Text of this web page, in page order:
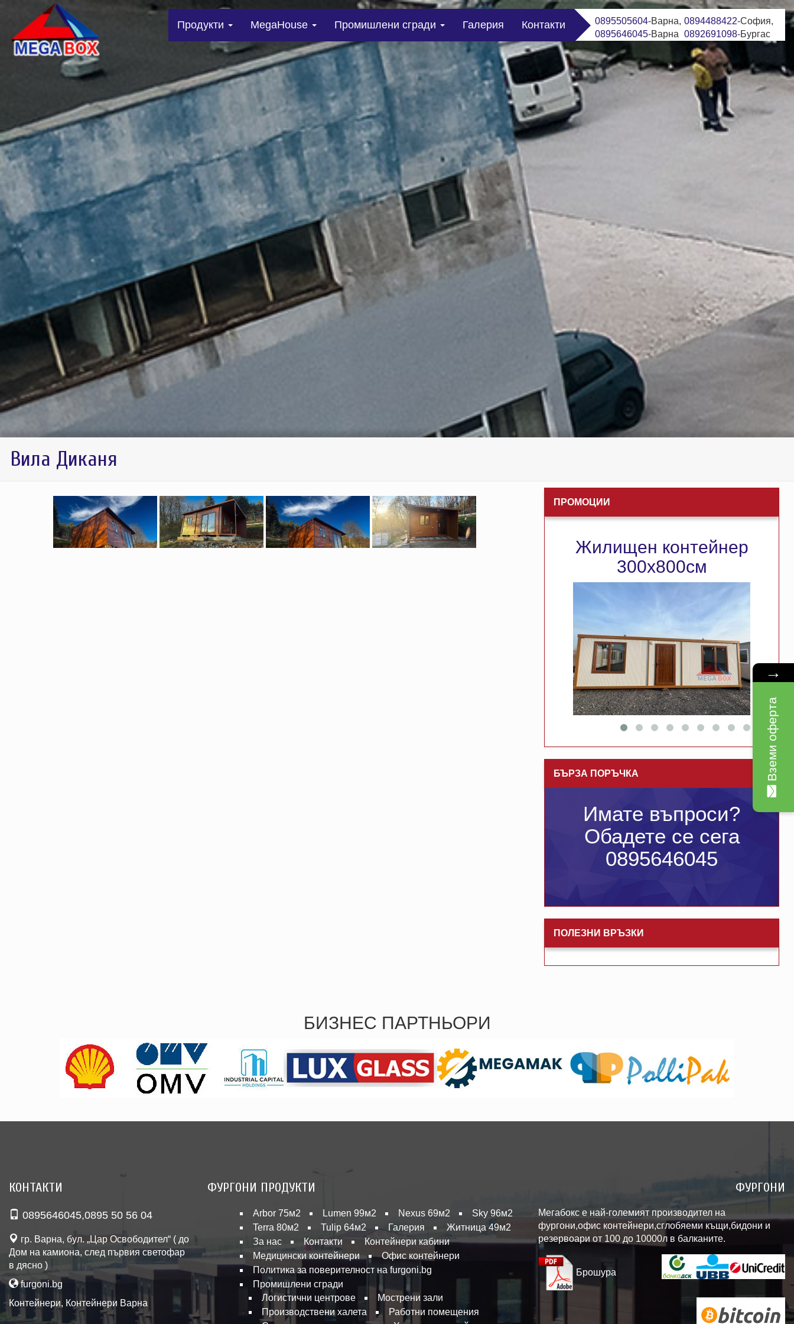
0895505604-Варна,
0895646045-Варна
0894488422-София,
0892691098-Бургас
Продукти MegaHouse Промишлени сгради Галерия Контакти
Вила Диканя
ПРОМОЦИИ
Жилищен контейнер
300х800см
БЪРЗА ПОРЪЧКА
Имате въпроси?
Обадете се сега
0895646045
ПОЛЕЗНИ ВРЪЗКИ
БИЗНЕС ПАРТНЬОРИ
КОНТАКТИ
0895646045,0895 50 56 04
гр. Варна, бул. „Цар Освободител“ ( до
Дом на камиона, след първия светофар
в дясно )
furgoni.bg
Контейнери, Контейнери Варна
ФУРГОНИ ПРОДУКТИ
Arbor 75м2 Lumen 99м2 Nexus 69м2
Sky 96м2
Terra 80м2
Tulip 64м2 Галерия
Житница 49м2
За нас
Контакти
Контейнери кабини
Медицински контейнери
Офис контейнери
Политика за поверителност на furgoni.bg
Промишлени сгради
Логистични центрове
Мострени зали
Производствени халета
Работни помещения
ФУРГОНИ
Мегабокс е най-големият производител на
фургони,офис контейнери,сглобяеми къщи,бидони и
резервоари от 100 до 10000л в балканите.
Брошура
→
Вземи оферта